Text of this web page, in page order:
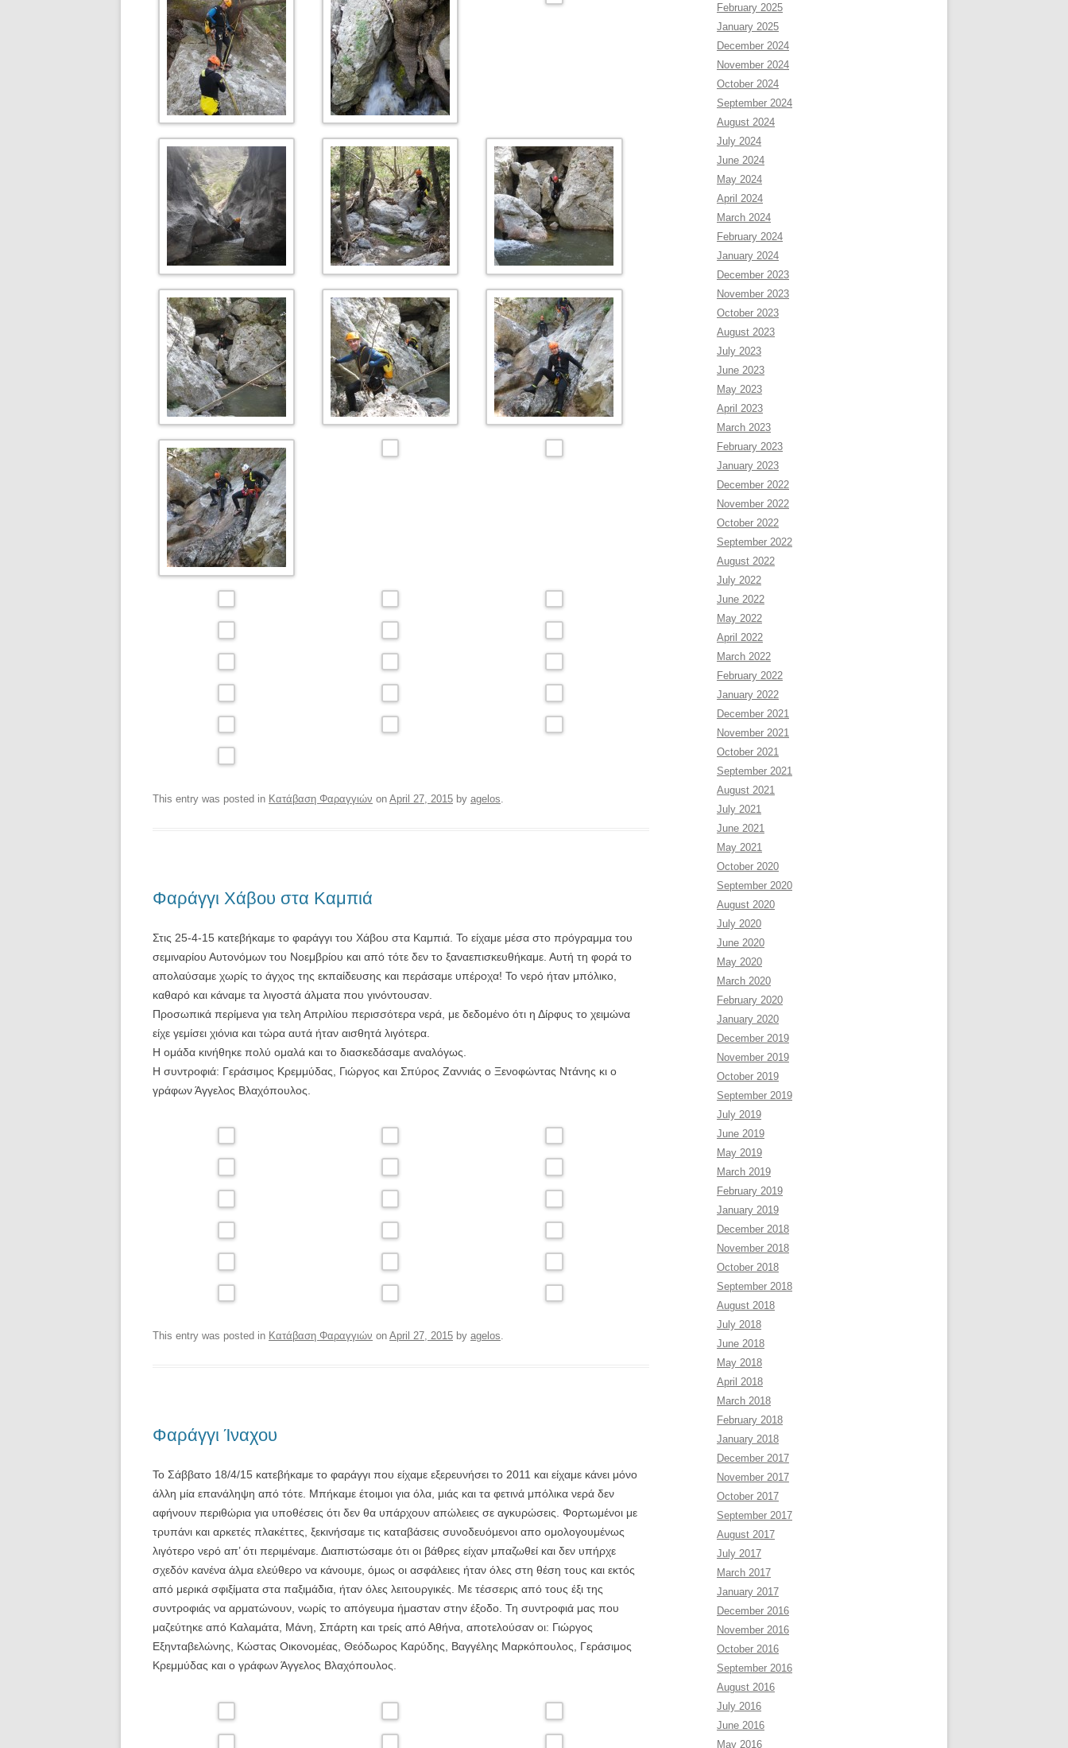
This entry was posted in Κατάβαση Φαραγγιών on April 27, 2015 by agelos
Φαράγγι Χάβου στα Καμπιά
Στις 25-4-15 κατεβήκαμε το φαράγγι του Χάβου στα Καμπιά. Το είχαμε μέσα στο πρόγραμμα του
σεμιναρίου Αυτονόμων του Νοεμβρίου και από τότε δεν το ξαναεπισκευθήκαμε. Αυτή τη φορά το
απολαύσαμε χωρίς τo άγχος της εκπαίδευσης και περάσαμε υπέροχα! Το νερό ήταν μπόλικο,
καθαρό και κάναμε τα λιγοστά άλματα που γινόντουσαν.
Προσωπικά περίμενα για τελη Απριλίου περισσότερα νερά, με δεδομένο ότι η Δίρφυς το χειμώνα
είχε γεμίσει χιόνια και τώρα αυτά ήταν αισθητά λιγότερα.
Η ομάδα κινήθηκε πολύ ομαλά και το διασκεδάσαμε αναλόγως.
Η συντροφιά: Γεράσιμος Κρεμμύδας, Γιώργος και Σπύρος Ζαννιάς ο Ξενοφώντας Ντάνης κι ο
γράφων Άγγελος Βλαχόπουλος.
This entry was posted in Κατάβαση Φαραγγιών on April 27, 2015 by agelos.
Φαράγγι Ίναχου
Το Σάββατο 18/4/15 κατεβήκαμε το φαράγγι που είχαμε εξερευνήσει το 2011 και είχαμε κάνει μόνο
άλλη μία επανάληψη από τότε. Μπήκαμε έτοιμοι για όλα, μιάς και τα φετινά μπόλικα νερά δεν
αφήνουν περιθώρια για υποθέσεις ότι δεν θα υπάρχουν απώλειες σε αγκυρώσεις. Φορτωμένοι με
τρυπάνι και αρκετές πλακέττες, ξεκινήσαμε τις καταβάσεις συνοδευόμενοι απο ομολογουμένως
λιγότερο νερό απ’ ότι περιμέναμε. Διαπιστώσαμε ότι οι βάθρες είχαν μπαζωθεί και δεν υπήρχε
σχεδόν κανένα άλμα ελεύθερο να κάνουμε, όμως οι ασφάλειες ήταν όλες στη θέση τους και εκτός
από μερικά σφιξίματα στα παξιμάδια, ήταν όλες λειτουργικές. Με τέσσερις από τους έξι της
συντροφιάς να αρματώνουν, νωρίς το απόγευμα ήμασταν στην έξοδο. Τη συντροφιά μας που
μαζεύτηκε από Καλαμάτα, Μάνη, Σπάρτη και τρείς από Αθήνα, αποτελούσαν οι: Γιώργος
Εξηνταβελώνης, Κώστας Οικονομέας, Θεόδωρος Καρύδης, Βαγγέλης Μαρκόπουλος, Γεράσιμος
Κρεμμύδας και ο γράφων Άγγελος Βλαχόπουλος.
February 2025
January 2025
December 2024
November 2024
October 2024
September 2024
August 2024
July 2024
June 2024
May 2024
April 2024
March 2024
February 2024
January 2024
December 2023
November 2023
October 2023
August 2023
July 2023
June 2023
May 2023
April 2023
March 2023
February 2023
January 2023
December 2022
November 2022
October 2022
September 2022
August 2022
July 2022
June 2022
May 2022
April 2022
March 2022
February 2022
January 2022
December 2021
November 2021
October 2021
September 2021
August 2021
July 2021
June 2021
May 2021
October 2020
September 2020
August 2020
July 2020
June 2020
May 2020
March 2020
February 2020
January 2020
December 2019
November 2019
October 2019
September 2019
July 2019
June 2019
May 2019
March 2019
February 2019
January 2019
December 2018
November 2018
October 2018
September 2018
August 2018
July 2018
June 2018
May 2018
April 2018
March 2018
February 2018
January 2018
December 2017
November 2017
October 2017
September 2017
August 2017
July 2017
March 2017
January 2017
December 2016
November 2016
October 2016
September 2016
August 2016
July 2016
June 2016
May 2016